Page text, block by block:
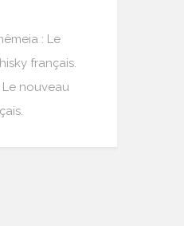
: Le
français.
Le nouveau